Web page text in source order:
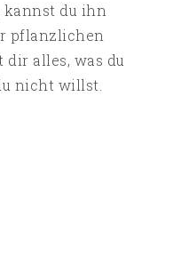
kannst du ihn
pflanzlichen
dir alles, was du
nicht willst.